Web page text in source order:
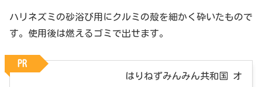
ハリネズミの砂浴び用にクルミの殻を細かく砕いたもので
す。使用後は燃えるゴミで出せます。
はりねずみんみん共和国 オ
PR